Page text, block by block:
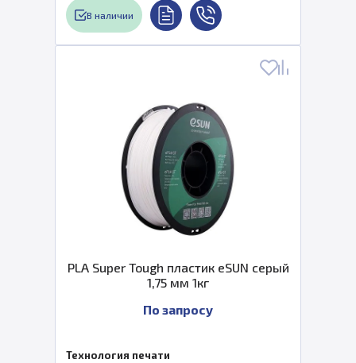
В наличии
PLA Super Tough пластик eSUN серый
1,75 мм 1кг
По запросу
Технология печати